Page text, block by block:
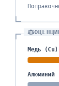
Медь (Cu)